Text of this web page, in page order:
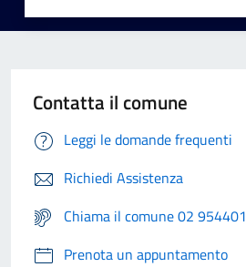
Contatta il comune
Leggi le domande frequenti
Richiedi Assistenza
Chiama il comune 02 954401
Prenota un appuntamento